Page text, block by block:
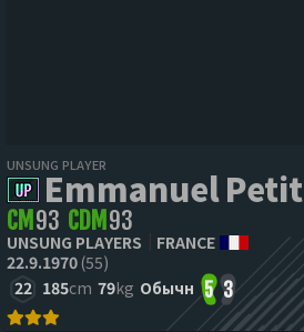
UNSUNG PLAYER
Emmanuel Petit
CM 93 CDM 93
UNSUNG PLAYERS
FRANCE
22.9.1970(55)
22 185cm 79kg Обычн 5 3